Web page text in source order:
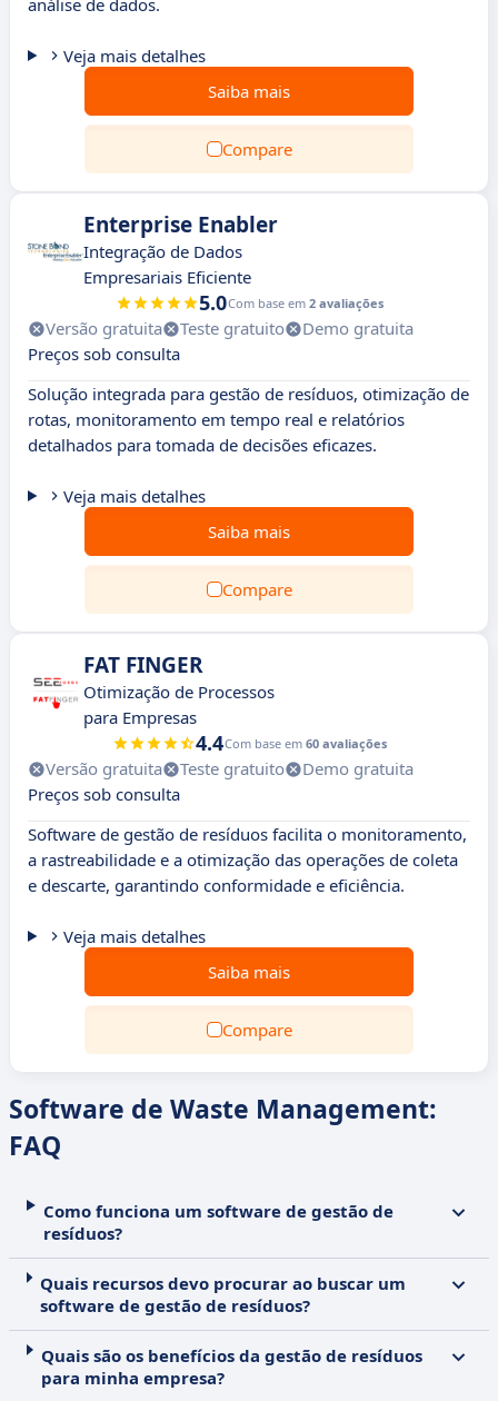
análise de dados.
Veja mais detalhes
Saiba mais
Compare
Enterprise Enabler
Integração de Dados
Empresariais Eficiente
5.0Com base em 2 avaliações
Versão gratuita Teste gratuito
Demo gratuita
Preços sob consulta
Solução integrada para gestão de resíduos, otimização de
rotas, monitoramento em tempo real e relatórios
detalhados para tomada de decisões eficazes.
Veja mais detalhes
Saiba mais
Compare
FAT FINGER
Otimização de Processos
para Empresas
4.4Com base em 60 avaliações
Versão gratuita Teste gratuito
Demo gratuita
Preços sob consulta
Software de gestão de resíduos facilita o monitoramento,
a rastreabilidade e a otimização das operações de coleta
e descarte, garantindo conformidade e eficiência.
Veja mais detalhes
Saiba mais
Compare
Software de Waste Management:
FAQ
Como funciona um software de gestão de
resíduos?
Quais recursos devo procurar ao buscar um
software de gestão de resíduos?
Quais são os benefícios da gestão de resíduos
para minha empresa?